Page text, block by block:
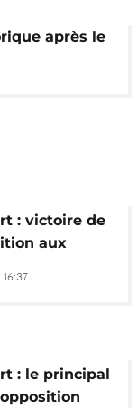
après le
: victoire de
aux
législatives
: le principal